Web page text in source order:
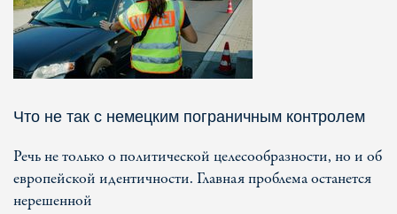
Что не так с немецким пограничным контролем
Речь не только о политической целесообразности, но и об
европейской идентичности. Главная проблема останется
нерешенной